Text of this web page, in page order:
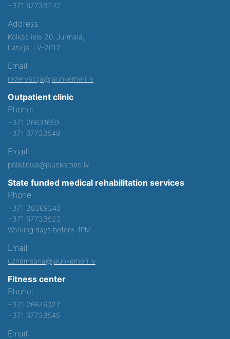
+371 67733242
Address:
Kolkas iela 20, Jurmala,
Latvija, LV-2012
Email:
rezervacija@jaunkemeri.lv
Outpatient clinic
Phone:
+371 26631659
+371 67733548
Email:
poliklinika@jaunkemeri.lv
State funded medical rehabilitation services
Phone:
+371 28369340
+371 67733522
Working days before 4PM
Email:
uznemsana@jaunkemeri.lv
Fitness center
Phone:
+371 26646022
+371 67733545
Email: